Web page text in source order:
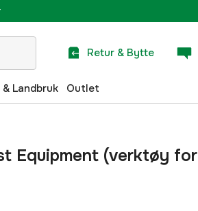
Retur & Bytte
& Landbruk Outlet
Equipment (verktøy for